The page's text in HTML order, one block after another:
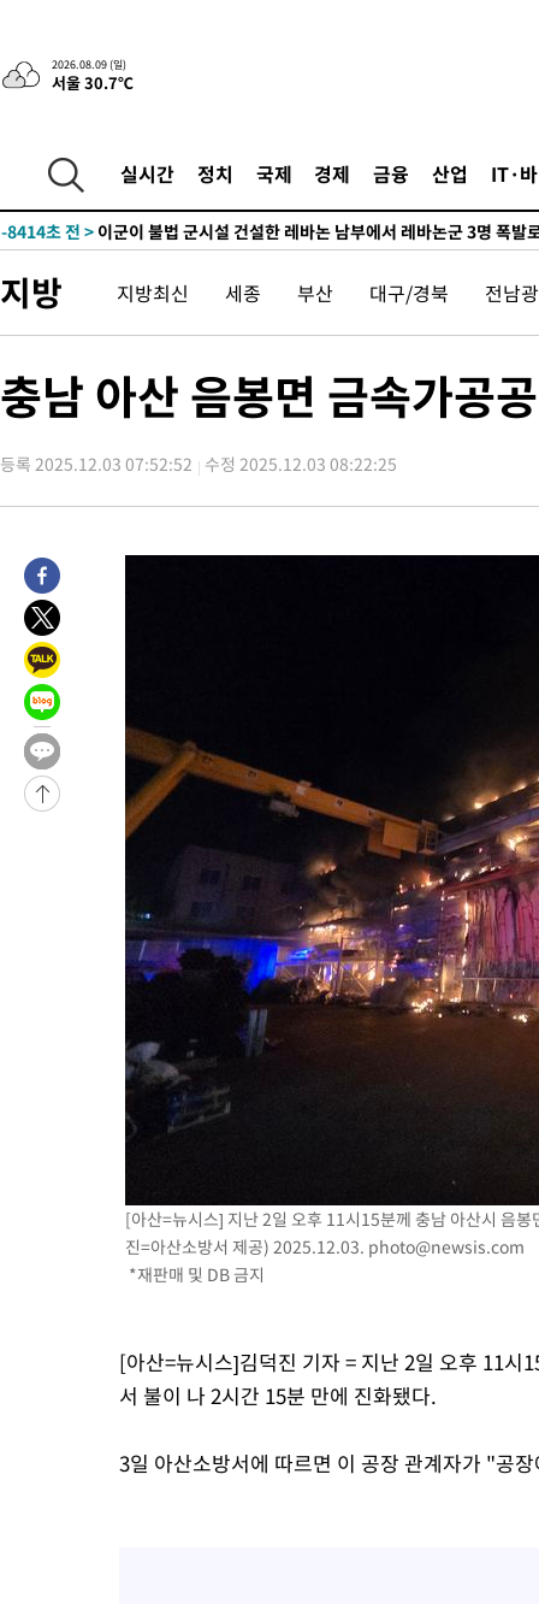
2026.08.09 (일)
서울 30.7℃
실시간 정치 국제 경제 금융 산업 IT·
-31259초 전 >이강인, 오늘 서울서 AT마드리드 입단식…'전례 없는 특급대
-18141초 전 >'여긴 20도, 저긴 50도'…열화상 카메라로 본 폭염 저감시설 '
-11206초 전 >
튀르키예 외무장관, "메카 3국 방위협정은 이란이 목표 아냐 "
-8414초 전 >
상
-5532초 전 > [속보]美중부 사령관, 이스라엘 긴급방문 다중화된 전선 상황 논
언론 누출”
-3565초 전 >
‘축구의 신’ 아르헨티나 축구 선수 메시의 부친 지병 별세
-3540초 전 >“美 이란전 무기 소진…북한과 분쟁시 주한 미군 취약해질 수 있
-18141초 전 >'여긴 20도, 저긴 50도'…열화상 카메라로 본 폭염 저감시설 '
-11206초 전 >튀르키예 외무장관, "메카 3국 방위협정은 이란이 목표 아냐 "
-8414초 전 >이군이 불법 군시설 건설한 레바논 남부에서 레바논군 3명 폭발
-3596초 전 >
언론 누출”
-3565초 전 >
-3540초 전 >
지방 지방최신 세종 부산 대구/경북 전남
충남 아산 음봉면 금속가공
등록 2025.12.03 07:52:52 수정 2025.12.03 08:22:25
[아산=뉴시스] 지난 2일 오후 11시15분께 충남 아산시 음
진=아산소방서 제공) 2025.12.03. photo@newsis.com
*재판매 및 DB 금지
[아산=뉴시스]김덕진 기자 = 지난 2일 오후 11시
서 불이 나 2시간 15분 만에 진화됐다.
3일 아산소방서에 따르면 이 공장 관계자가 "공